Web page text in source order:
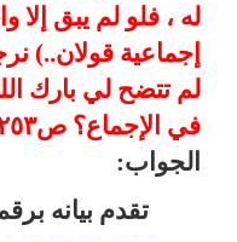
له ، فلو لم يبق
إجماعية قولان..)
لم تتضح لي بارك
في الإجماع؟ ص٢٥٣-٢٥٤
الجواب:
تقدم بيانه برقم